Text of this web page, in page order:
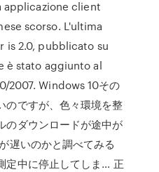
client
scorso. L'ultima
is 2.0, pubblicato su
è stato aggiunto al
2007. Windows 10その
のですが、色々環境を整
のダウンロードが途中が
遅いのかと調べてみる
定中に停止してしま… 正